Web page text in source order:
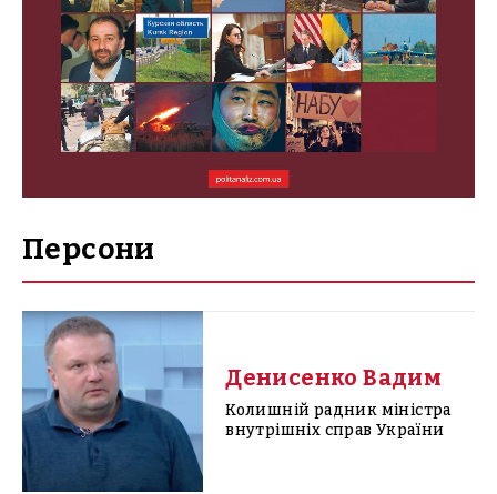
Персони
Денисенко Вадим
Колишній радник міністра
внутрішніх справ України